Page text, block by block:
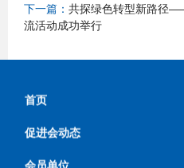
下一篇： 共探绿色转型新路径
流活动成功举行
首页
促进会动态
会员单位